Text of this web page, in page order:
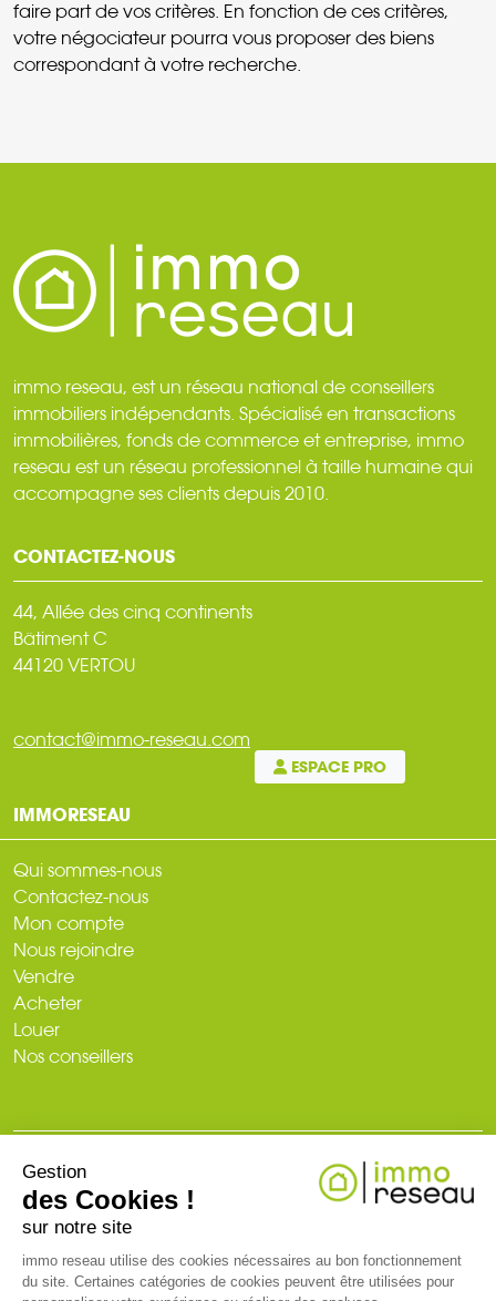
faire part de vos critères. En fonction de ces critères,
votre négociateur pourra vous proposer des biens
correspondant à votre recherche.
immo reseau, est un réseau national de conseillers
immobiliers indépendants. Spécialisé en transactions
immobilières, fonds de commerce et entreprise, immo
reseau est un réseau professionnel à taille humaine qui
accompagne ses clients depuis 2010.
CONTACTEZ-NOUS
44, Allée des cinq continents
Bâtiment C
44120 VERTOU
contact@immo-reseau.com
ESPACE PRO
IMMORESEAU
Qui sommes-nous
Contactez-nous
Mon compte
Nous rejoindre
Vendre
Acheter
Louer
Nos conseillers
Plan du site
Mentions légales
Gestion
des Cookies !
sur notre site
immo reseau utilise des cookies nécessaires au bon fonctionnement
du site. Certaines catégories de cookies peuvent être utilisées pour